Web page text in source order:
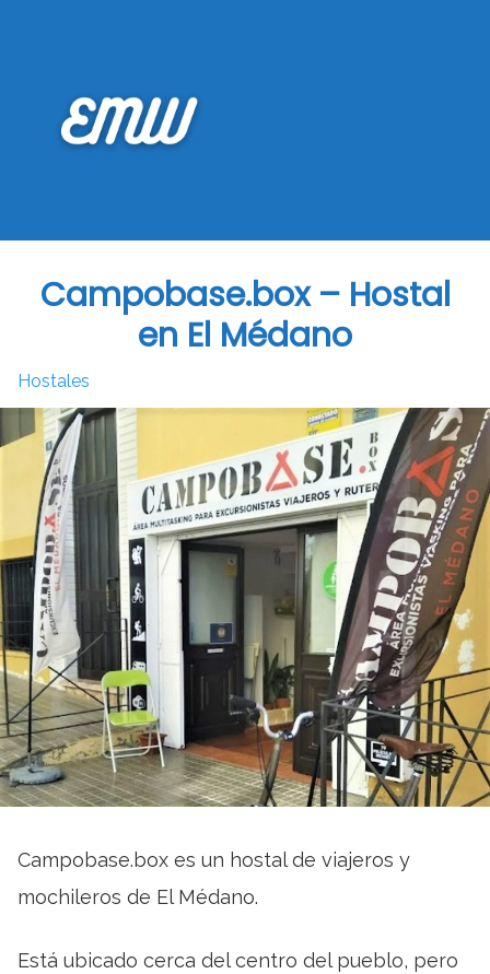
Campobase.box – Hostal
en El Médano
Hostales
Campobase.box es un hostal de viajeros y
mochileros de El Médano.
Está ubicado cerca del centro del pueblo, pero